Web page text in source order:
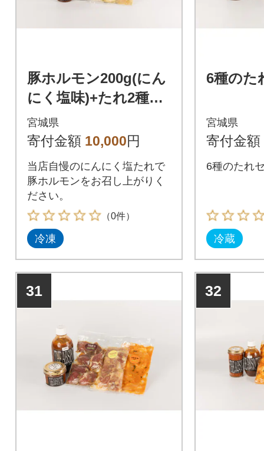
豚ホルモン200g(にん
にく塩味)+たれ2種セ
ット
宮城県
寄付金額 10,000円
当店自慢のにんにく塩たれで
豚ホルモンをお召し上がりく
ださい。
（0件）
冷凍
6種のた
宮城県
寄付金額
6種のたれ
冷蔵
31 32